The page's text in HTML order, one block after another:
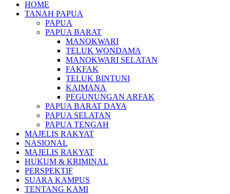
HOME
TANAH PAPUA
PAPUA
PAPUA BARAT
MANOKWARI
TELUK WONDAMA
MANOKWARI SELATAN
FAKFAK
TELUK BINTUNI
KAIMANA
PEGUNUNGAN ARFAK
PAPUA BARAT DAYA
PAPUA SELATAN
PAPUA TENGAH
MAJELIS RAKYAT
NASIONAL
MAJELIS RAKYAT
HUKUM & KRIMINAL
PERSPEKTIF
SUARA KAMPUS
TENTANG KAMI